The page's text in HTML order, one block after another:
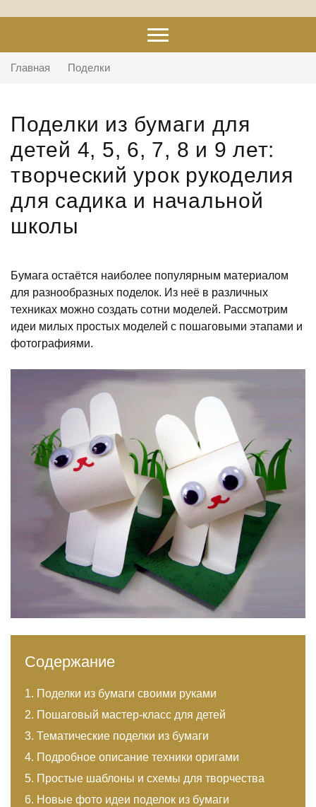
Главная Поделки
Поделки из бумаги для
детей 4, 5, 6, 7, 8 и 9 лет:
творческий урок рукоделия
для садика и начальной
школы
Бумага остаётся наиболее популярным материалом
для разнообразных поделок. Из неё в различных
техниках можно создать сотни моделей. Рассмотрим
идеи милых простых моделей с пошаговыми этапами и
фотографиями.
Содержание
Поделки из бумаги своими руками
Пошаговый мастер-класс для детей
Тематические поделки из бумаги
Подробное описание техники оригами
Простые шаблоны и схемы для творчества
Новые фото идеи поделок из бумаги